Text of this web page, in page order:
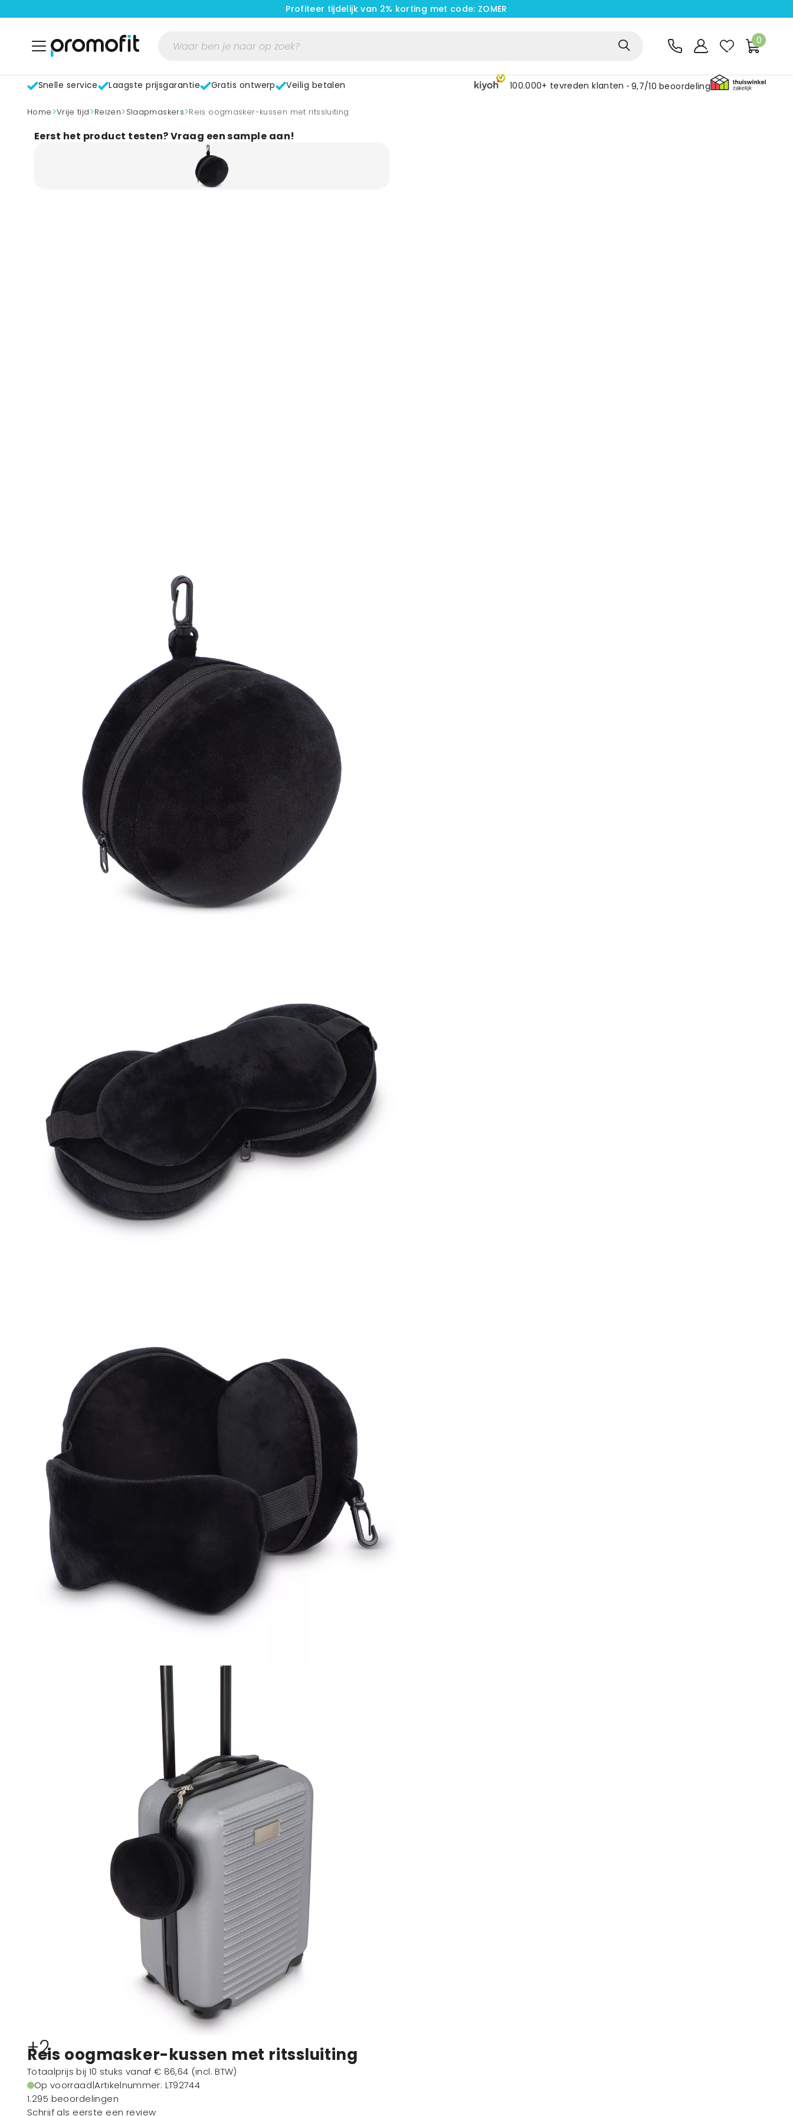
Profiteer tijdelijk van 2% korting met code: ZOMER
0
Snelle service Laagste prijsgarantie Gratis ontwerp Veilig betalen 100.000+ tevreden klanten 9,7/10 beoordeling
home> Vrije tijd> Reizen> Slaapmaskers> Reis oogmasker-kussen met ritssluiting
Eerst het product testen? Vraag een sample aan!
+2
Reis oogmasker-kussen met ritssluiting
Totaalprijs bij 10 stuks vanaf € 86,64 (incl. BTW)
Op voorraad|Artikelnummer: LT92744
1.295 beoordelingen
Schrijf als eerste een review